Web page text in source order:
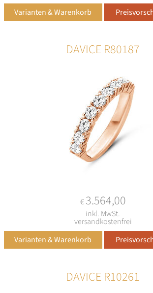
DAVICE R80187
€3.564,00
inkl. MwSt.
versandkostenfrei
DAVICE R10261